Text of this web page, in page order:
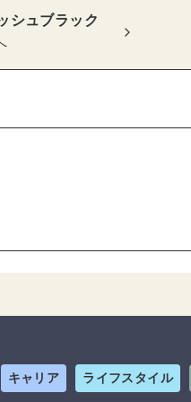
シュブラック
キャリア ライフスタイル